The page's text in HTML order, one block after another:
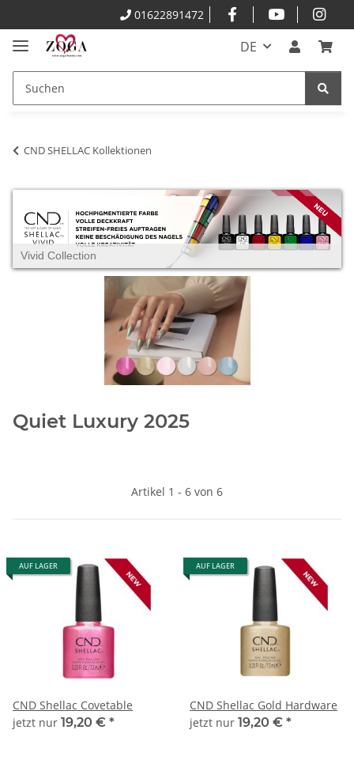
01622891472
DE
CND SHELLAC Kollektionen
Vivid Collection
Quiet Luxury 2025
Artikel 1 - 6 von 6
AUF LAGER
CND Shellac Covetable
jetzt nur 19,20 € *
AUF LAGER
CND Shellac Gold Hardware
jetzt nur 19,20 € *